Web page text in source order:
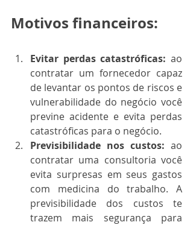
Motivos financeiros:
Evitar perdas catastróficas: ao
contratar um fornecedor capaz
de levantar os pontos de riscos e
vulnerabilidade do negócio você
previne acidente e evita perdas
catastróficas para o negócio.
Previsibilidade nos custos: ao
contratar uma consultoria você
evita surpresas em seus gastos
com medicina do trabalho. A
previsibilidade dos custos te
trazem mais segurança para